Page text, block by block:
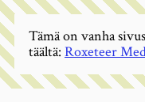
Tämä on vanha
täältä: Roxeteer